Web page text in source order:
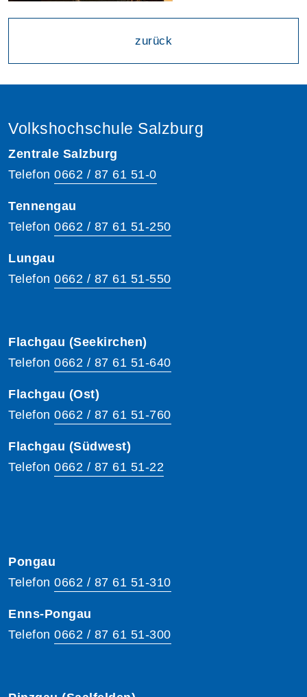
zurück
Volkshochschule Salzburg
Zentrale Salzburg
Telefon 0662 / 87 61 51-0
Tennengau
Telefon 0662 / 87 61 51-250
Lungau
Telefon 0662 / 87 61 51-550
Flachgau (Seekirchen)
Telefon 0662 / 87 61 51-640
Flachgau (Ost)
Telefon 0662 / 87 61 51-760
Flachgau (Südwest)
Telefon 0662 / 87 61 51-22
Pongau
Telefon 0662 / 87 61 51-310
Enns-Pongau
Telefon 0662 / 87 61 51-300